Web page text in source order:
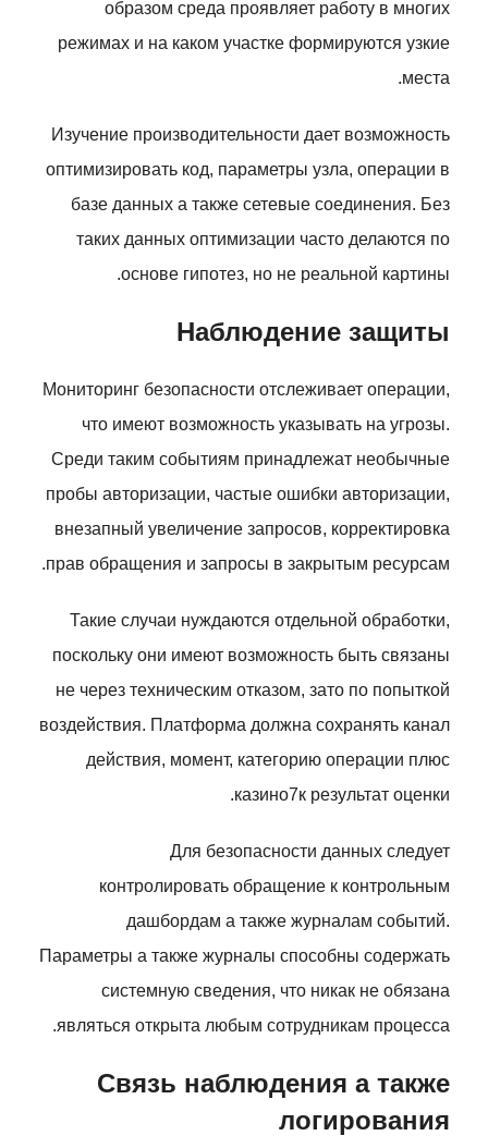
образом среда проявляет работу в многих
режимах и на каком участке формируются узкие
места.
Изучение производительности дает возможность
оптимизировать код, параметры узла, операции в
базе данных а также сетевые соединения. Без
таких данных оптимизации часто делаются по
основе гипотез, но не реальной картины.
Наблюдение защиты
Мониторинг безопасности отслеживает операции,
что имеют возможность указывать на угрозы.
Среди таким событиям принадлежат необычные
пробы авторизации, частые ошибки авторизации,
внезапный увеличение запросов, корректировка
прав обращения и запросы в закрытым ресурсам.
Такие случаи нуждаются отдельной обработки,
поскольку они имеют возможность быть связаны
не через техническим отказом, зато по попыткой
воздействия. Платформа должна сохранять канал
действия, момент, категорию операции плюс
казино7к результат оценки.
Для безопасности данных следует
контролировать обращение к контрольным
дашбордам а также журналам событий.
Параметры а также журналы способны содержать
системную сведения, что никак не обязана
являться открыта любым сотрудникам процесса.
Связь наблюдения а также
логирования